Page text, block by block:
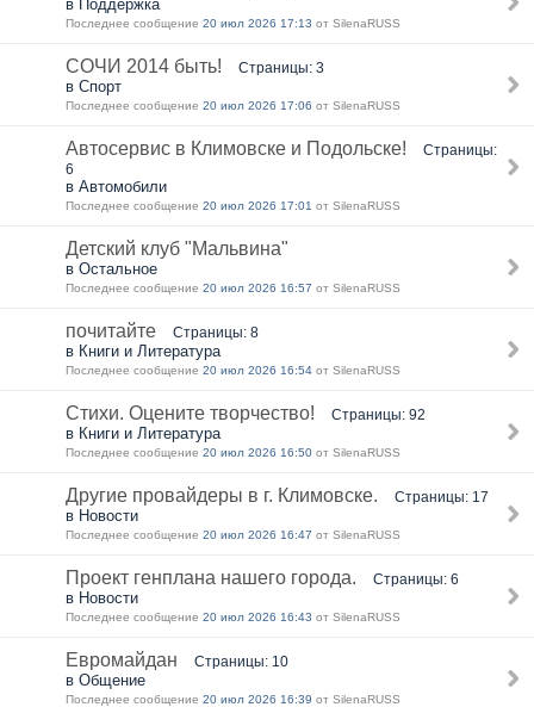
в Поддержка
Последнее сообщение 20 июл 2026 17:13 от SilenaRUSS
СОЧИ 2014 быть! Страницы: 3
в Спорт
Последнее сообщение 20 июл 2026 17:06 от SilenaRUSS
Автосервис в Климовске и Подольске!
Страницы:
6
в Автомобили
Последнее сообщение 20 июл 2026 17:01 от SilenaRUSS
Детский клуб "Мальвина"
в Остальное
Последнее сообщение 20 июл 2026 16:57 от SilenaRUSS
почитайте Страницы: 8
в Книги и Литература
Последнее сообщение 20 июл 2026 16:54 от SilenaRUSS
Стихи. Оцените творчество! Страницы: 92
в Книги и Литература
Последнее сообщение 20 июл 2026 16:50 от SilenaRUSS
Другие провайдеры в г. Климовске. Страницы: 17
в Новости
Последнее сообщение 20 июл 2026 16:47 от SilenaRUSS
Проект генплана нашего города. Страницы: 6
в Новости
Последнее сообщение 20 июл 2026 16:43 от SilenaRUSS
Евромайдан Страницы: 10
в Общение
Последнее сообщение 20 июл 2026 16:39 от SilenaRUSS